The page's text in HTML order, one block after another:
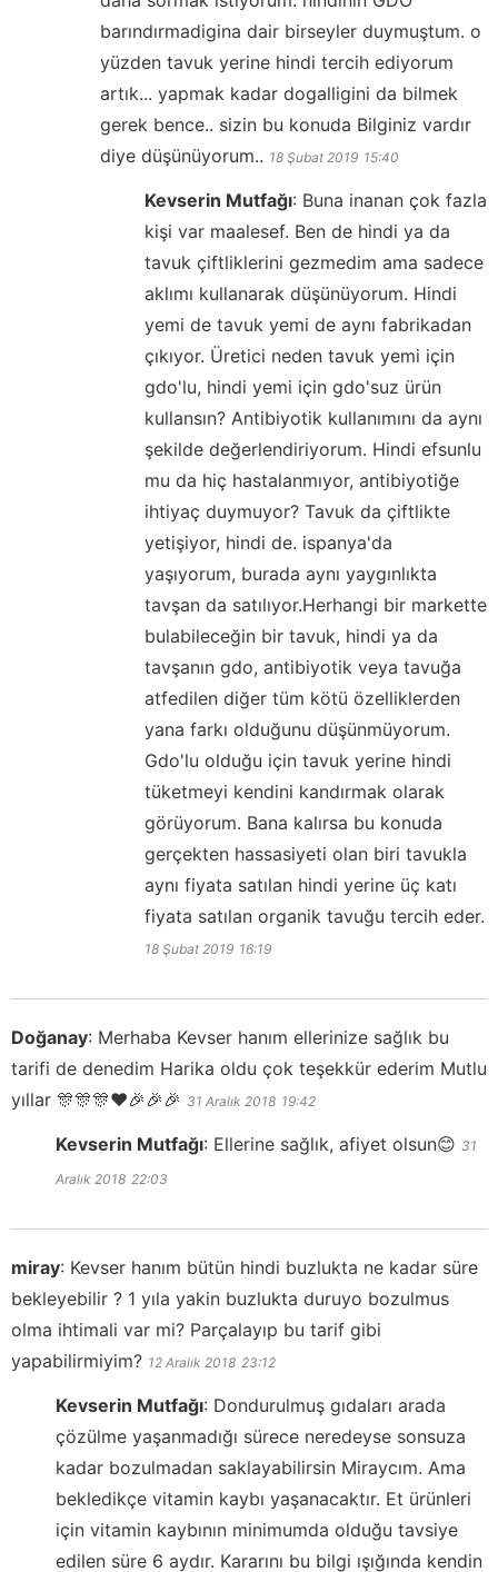
barındırmadigina dair birseyler duymuştum. o
yüzden tavuk yerine hindi tercih ediyorum
artık... yapmak kadar dogalligini da bilmek
gerek bence.. sizin bu konuda Bilginiz vardır
diye düşünüyorum.. 18 Şubat 2019 15:40
Kevserin Mutfağı: Buna inanan çok fazla
kişi var maalesef. Ben de hindi ya da
tavuk çiftliklerini gezmedim ama sadece
aklımı kullanarak düşünüyorum. Hindi
yemi de tavuk yemi de aynı fabrikadan
çıkıyor. Üretici neden tavuk yemi için
gdo'lu, hindi yemi için gdo'suz ürün
kullansın? Antibiyotik kullanımını da aynı
şekilde değerlendiriyorum. Hindi efsunlu
mu da hiç hastalanmıyor, antibiyotiğe
ihtiyaç duymuyor? Tavuk da çiftlikte
yetişiyor, hindi de. ispanya'da
yaşıyorum, burada aynı yaygınlıkta
tavşan da satılıyor.Herhangi bir markette
bulabileceğin bir tavuk, hindi ya da
tavşanın gdo, antibiyotik veya tavuğa
atfedilen diğer tüm kötü özelliklerden
yana farkı olduğunu düşünmüyorum.
Gdo'lu olduğu için tavuk yerine hindi
tüketmeyi kendini kandırmak olarak
görüyorum. Bana kalırsa bu konuda
gerçekten hassasiyeti olan biri tavukla
aynı fiyata satılan hindi yerine üç katı
fiyata satılan organik tavuğu tercih eder.
18 Şubat 2019 16:19
Doğanay: Merhaba Kevser hanım ellerinize sağlık bu
tarifi de denedim Harika oldu çok teşekkür ederim Mutlu
yıllar 🎊🎊🎊❤️🎉🎉🎉 31 Aralık 2018 19:42
Kevserin Mutfağı: Ellerine sağlık, afiyet olsun😊 31
Aralık 2018 22:03
miray: Kevser hanım bütün hindi buzlukta ne kadar süre
bekleyebilir ? 1 yıla yakin buzlukta duruyo bozulmus
olma ihtimali var mi? Parçalayıp bu tarif gibi
yapabilirmiyim? 12 Aralık 2018 23:12
Kevserin Mutfağı: Dondurulmuş gıdaları arada
çözülme yaşanmadığı sürece neredeyse sonsuza
kadar bozulmadan saklayabilirsin Miraycım. Ama
bekledikçe vitamin kaybı yaşanacaktır. Et ürünleri
için vitamin kaybının minimumda olduğu tavsiye
edilen süre 6 aydır. Kararını bu bilgi ışığında kendin